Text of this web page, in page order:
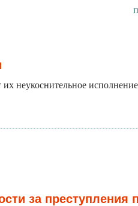
неукоснительное
за преступления